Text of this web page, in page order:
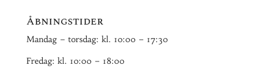
Åbningstider
Mandag – torsdag: kl. 10:00 – 17:30
Fredag: kl. 10:00 – 18:00